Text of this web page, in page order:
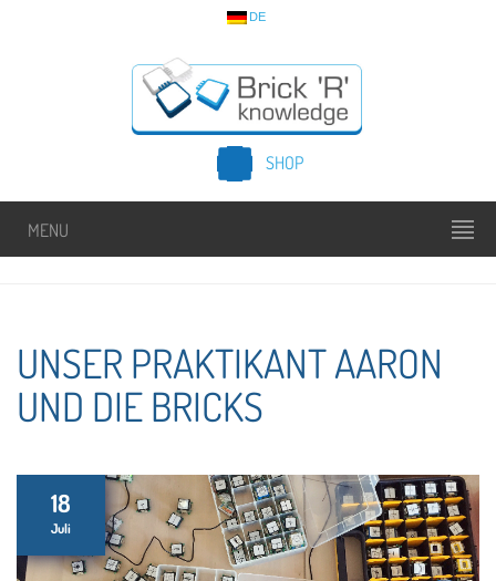
DE
SHOP
MENU
UNSER PRAKTIKANT AARON
UND DIE BRICKS
18
Juli